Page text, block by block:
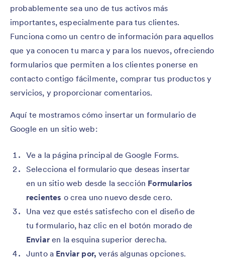
probablemente sea uno de tus activos más
importantes, especialmente para tus clientes.
Funciona como un centro de información para aquellos
que ya conocen tu marca y para los nuevos, ofreciendo
formularios que permiten a los clientes ponerse en
contacto contigo fácilmente, comprar tus productos y
servicios, y proporcionar comentarios.
Aquí te mostramos cómo insertar un formulario de
Google en un sitio web:
Ve a la página principal de Google Forms.
Selecciona el formulario que deseas insertar
en un sitio web desde la sección Formularios
recientes o crea uno nuevo desde cero.
Una vez que estés satisfecho con el diseño de
tu formulario, haz clic en el botón morado de
Enviaren la esquina superior derecha.
Junto a Enviar por, verás algunas opciones.